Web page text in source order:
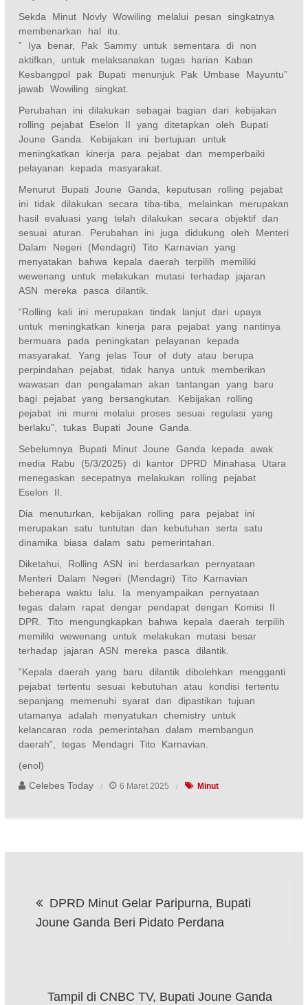
Sekda Minut Novly Wowiling melalui pesan singkatnya
membenarkan hal itu.
” Iya benar, Pak Sammy untuk sementara di non
aktifkan, untuk melaksanakan tugas harian Kaban
Kesbangpol pak Bupati menunjuk Pak Umbase Mayuntu”
jawab Wowiling singkat.
Perubahan ini dilakukan sebagai bagian dari kebijakan
rolling pejabat Eselon II yang ditetapkan oleh Bupati
Joune Ganda. Kebijakan ini bertujuan untuk
meningkatkan kinerja para pejabat dan memperbaiki
pelayanan kepada masyarakat.
Menurut Bupati Joune Ganda, keputusan rolling pejabat
ini tidak dilakukan secara tiba-tiba, melainkan merupakan
hasil evaluasi yang telah dilakukan secara objektif dan
sesuai aturan. Perubahan ini juga didukung oleh Menteri
Dalam Negeri (Mendagri) Tito Karnavian yang
menyatakan bahwa kepala daerah terpilih memiliki
wewenang untuk melakukan mutasi terhadap jajaran
ASN mereka pasca dilantik.
“Rolling kali ini merupakan tindak lanjut dari upaya
untuk meningkatkan kinerja para pejabat yang nantinya
bermuara pada peningkatan pelayanan kepada
masyarakat. Yang jelas Tour of duty atau berupa
perpindahan pejabat, tidak hanya untuk memberikan
wawasan dan pengalaman akan tantangan yang baru
bagi pejabat yang bersangkutan. Kebijakan rolling
pejabat ini murni melalui proses sesuai regulasi yang
berlaku”, tukas Bupati Joune Ganda.
Sebelumnya Bupati Minut Joune Ganda kepada awak
media Rabu (5/3/2025) di kantor DPRD Minahasa Utara
menegaskan secepatnya melakukan rolling pejabat
Eselon II.
Dia menuturkan, kebijakan rolling para pejabat ini
merupakan satu tuntutan dan kebutuhan serta satu
dinamika biasa dalam satu pemerintahan.
Diketahui, Rolling ASN ini berdasarkan pernyataan
Menteri Dalam Negeri (Mendagri) Tito Karnavian
beberapa waktu lalu. Ia menyampaikan pernyataan
tegas dalam rapat dengar pendapat dengan Komisi II
DPR. Tito mengungkapkan bahwa kepala daerah terpilih
memiliki wewenang untuk melakukan mutasi besar
terhadap jajaran ASN mereka pasca dilantik.
”Kepala daerah yang baru dilantik dibolehkan mengganti
pejabat tertentu sesuai kebutuhan atau kondisi tertentu
sepanjang memenuhi syarat dan dipastikan tujuan
utamanya adalah menyatukan chemistry untuk
kelancaran roda pemerintahan dalam membangun
daerah”, tegas Mendagri Tito Karnavian.
(enol)
Celebes Today
6 Maret 2025 Minut
pos
DPRD Minut Gelar Paripurna, Bupati
Joune Ganda Beri Pidato Perdana
Tampil di CNBC TV, Bupati Joune Ganda